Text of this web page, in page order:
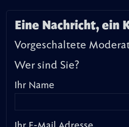
Eine Nachricht, ein
Vorgeschaltete
Wer sind Sie?
Ihr Name